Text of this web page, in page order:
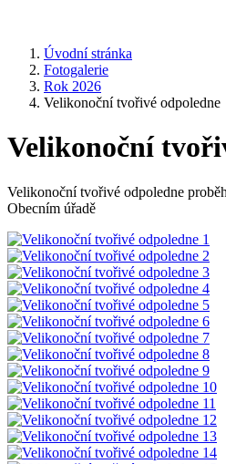
Úvodní stránka
Fotogalerie
Rok 2026
Velikonoční tvořivé odpoledne
Velikonoční
Velikonoční tvořivé odpoledne
Obecním úřadě